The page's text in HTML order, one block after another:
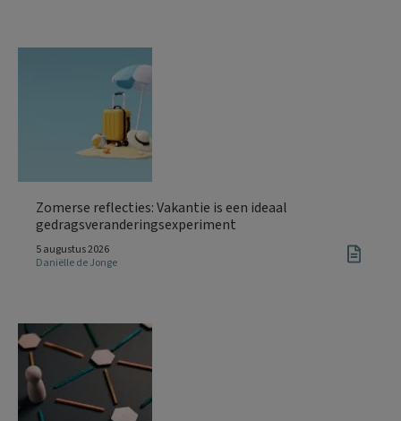
Zomerse reflecties: Vakantie is een ideaal
gedragsveranderingsexperiment
5 augustus 2026
Daniëlle de Jonge